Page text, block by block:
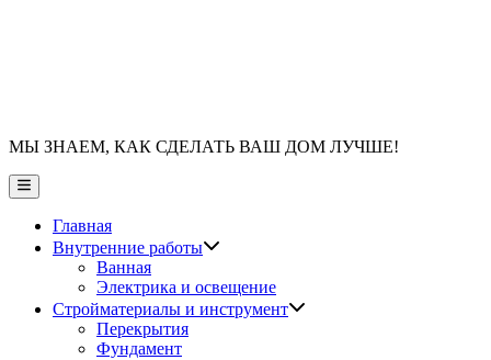
МЫ ЗНАЕМ, КАК СДЕЛАТЬ ВАШ ДОМ ЛУЧШЕ!
Главное
меню
Главная
Внутренние работы
Ванная
Электрика и освещение
Стройматериалы и инструмент
Перекрытия
Фундамент